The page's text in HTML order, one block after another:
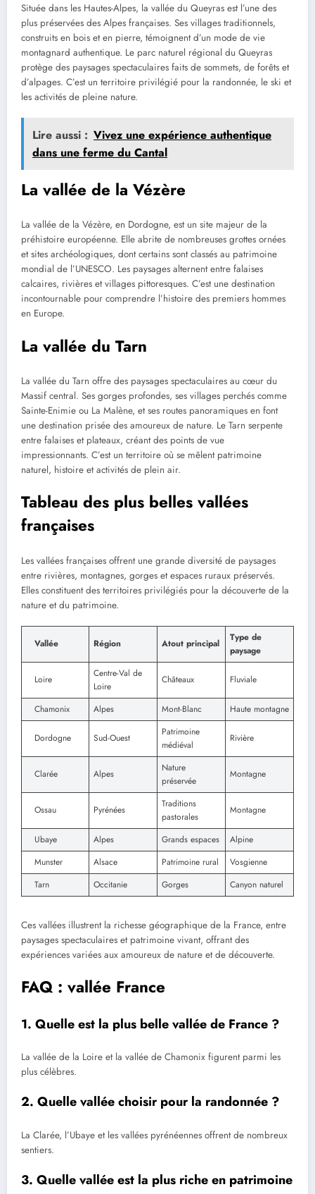
Située dans les Hautes-Alpes, la vallée du Queyras est l’une des
plus préservées des Alpes françaises. Ses villages traditionnels,
construits en bois et en pierre, témoignent d’un mode de vie
montagnard authentique. Le parc naturel régional du Queyras
protège des paysages spectaculaires faits de sommets, de forêts et
d’alpages. C’est un territoire privilégié pour la randonnée, le ski et
les activités de pleine nature.
Lire aussi : Vivez une expérience authentique
dans une ferme du Cantal
La vallée de la Vézère
La vallée de la Vézère, en Dordogne, est un site majeur de la
préhistoire européenne. Elle abrite de nombreuses grottes ornées
et sites archéologiques, dont certains sont classés au patrimoine
mondial de l’UNESCO. Les paysages alternent entre falaises
calcaires, rivières et villages pittoresques. C’est une destination
incontournable pour comprendre l’histoire des premiers hommes
en Europe.
La vallée du Tarn
La vallée du Tarn offre des paysages spectaculaires au cœur du
Massif central. Ses gorges profondes, ses villages perchés comme
Sainte-Enimie ou La Malène, et ses routes panoramiques en font
une destination prisée des amoureux de nature. Le Tarn serpente
entre falaises et plateaux, créant des points de vue
impressionnants. C’est un territoire où se mêlent patrimoine
naturel, histoire et activités de plein air.
Tableau des plus belles vallées
françaises
Les vallées françaises offrent une grande diversité de paysages
entre rivières, montagnes, gorges et espaces ruraux préservés.
Elles constituent des territoires privilégiés pour la découverte de la
nature et du patrimoine.
Vallée Région Atout principal
Type de
paysage
Loire
Centre-Val de
Loire
Châteaux Fluviale
Chamonix Alpes Mont-Blanc Haute montagne
Dordogne Sud-Ouest
Patrimoine
médiéval
Rivière
Clarée Alpes
Nature
préservée
Montagne
Ossau Pyrénées
Traditions
pastorales
Montagne
Ubaye Alpes Grands espaces
Alpine
Munster
Alsace Patrimoine rural
Vosgienne
Tarn
Occitanie Gorges Canyon naturel
Ces vallées illustrent la richesse géographique de la France, entre
paysages spectaculaires et patrimoine vivant, offrant des
expériences variées aux amoureux de nature et de découverte.
FAQ : vallée France
1. Quelle est la plus belle vallée de France ?
La vallée de la Loire et la vallée de Chamonix figurent parmi les
plus célèbres.
2. Quelle vallée choisir pour la randonnée ?
La Clarée, l’Ubaye et les vallées pyrénéennes offrent de nombreux
sentiers.
3. Quelle vallée est la plus riche en patrimoine